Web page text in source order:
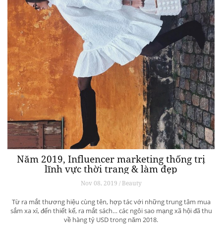
Năm 2019, Influencer marketing thống trị
lĩnh vực thời trang & làm đẹp
Nov 08, 2019 / Beauty
Từ ra mắt thương hiệu cùng tên, hợp tác với những trung tâm mua
sắm xa xỉ, đến thiết kế, ra mắt sách… các ngôi sao mạng xã hội đã thu
về hàng tỷ USD trong năm 2018.